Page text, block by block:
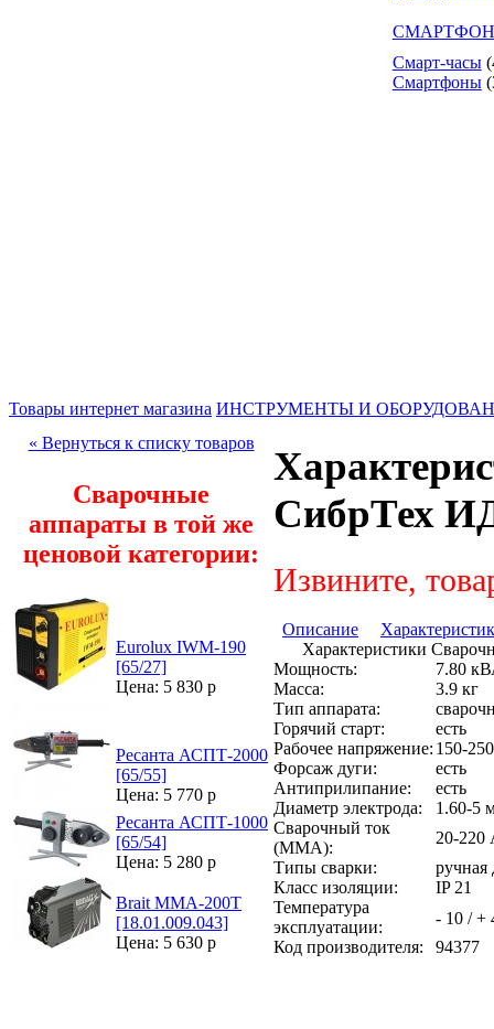
Смарт-часы
Смартфоны
Товары интернет магазина ИНСТРУМЕНТЫ И
« Вернуться к списку товаров
Сварочные
аппараты в той же
ценовой категории:
Eurolux IWM-190
[65/27]
Цена: 5 830 р
Ресанта АСПТ-2000
[65/55]
Цена: 5 770 р
Ресанта АСПТ-1000
[65/54]
Цена: 5 280 р
Brait ММА-200Т
[18.01.009.043]
Цена: 5 630 р
СибрТех
Извините,
Описание
Характеристики
Мощность:
7.80
Масса:
3.9 кг
Тип аппарата:
Горячий старт:
есть
Рабочее напряжение: 150-
Форсаж дуги:
есть
Антиприлипание:
есть
Диаметр электрода:
1.60-5
Сварочный ток
(MMA):
20-220
Типы сварки:
ручная
Класс изоляции:
IP 21
Температура
эксплуатации:
- 10 / +
Код производителя:
94377